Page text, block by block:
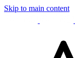
Skip to main content